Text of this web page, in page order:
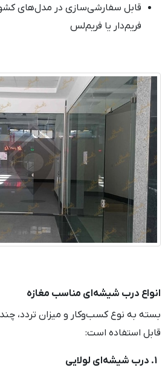
قابل سفارشی‌سازی در مدل‌های
فریم‌دار یا فریم‌لس
انواع درب شیشه‌ای مناسب مغازه
بسته به نوع کسب‌وکار و میزان تردد،
قابل استفاده است:
1. درب شیشه‌ای لولایی